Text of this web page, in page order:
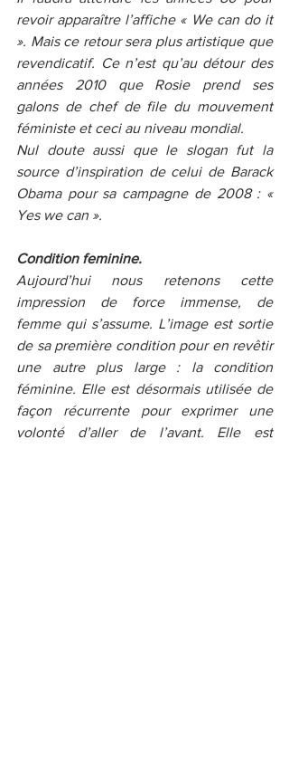
revoir apparaître l’affiche « We can do it
». Mais ce retour sera plus artistique que
revendicatif. Ce n’est qu’au détour des
années 2010 que Rosie prend ses
galons de chef de file du mouvement
féministe et ceci au niveau mondial.
Nul doute aussi que le slogan fut la
source d’inspiration de celui de Barack
Obama pour sa campagne de 2008 : «
Yes we can ».
Condition feminine.
Aujourd’hui nous retenons cette
impression de force immense, de
femme qui s’assume. L’image est sortie
de sa première condition pour en revêtir
une autre plus large : la condition
féminine. Elle est désormais utilisée de
façon récurrente pour exprimer une
volonté d’aller de l’avant. Elle est